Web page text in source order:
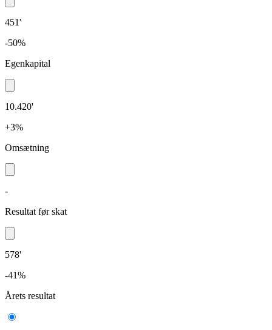
451'
-50%
Egenkapital
10.420'
+3%
Omsætning
-
Resultat før skat
578'
-41%
Årets resultat